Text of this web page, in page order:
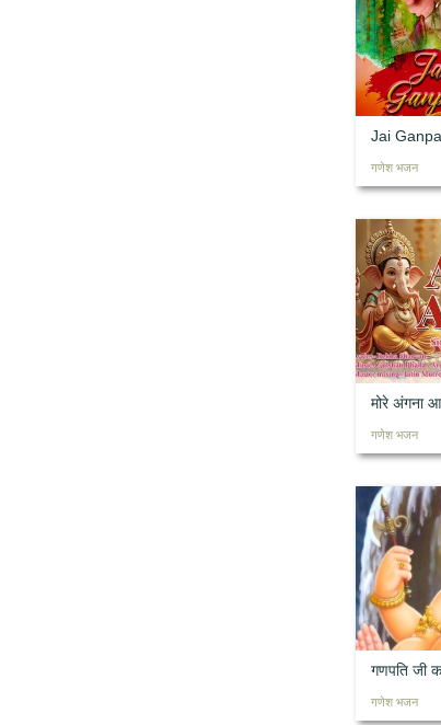
Jai
गणेश भजन
मोरे अंगना
गणेश भजन
गणपति जी
गणेश भजन